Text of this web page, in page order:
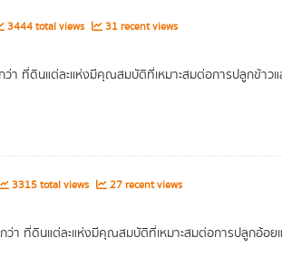
3444 total views 31 recent views
ที่ดินแต่ละแห่งมีคุณสมบัติที่เหมาะสมต่อการปลูกข้าวแล
3315 total views 27 recent views
ที่ดินแต่ละแห่งมีคุณสมบัติที่เหมาะสมต่อการปลูกอ้อยแล